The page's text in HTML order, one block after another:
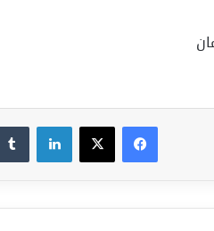
فيسبوك‫X لينكدإن